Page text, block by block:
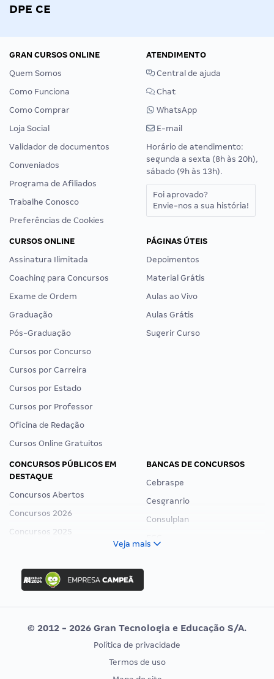
DPE CE
GRAN CURSOS ONLINE
Quem Somos
Como Funciona
Como Comprar
Loja Social
Validador de documentos
Conveniados
Programa de Afiliados
Trabalhe Conosco
Preferências de Cookies
ATENDIMENTO
Central de ajuda
Chat
WhatsApp
E-mail
Horário de atendimento:
segunda a sexta (8h às 20h),
sábado (9h às 13h).
Foi aprovado?
Envie-nos a sua história!
CURSOS ONLINE
Assinatura Ilimitada
Coaching para Concursos
Exame de Ordem
Graduação
Pós-Graduação
Cursos por Concurso
Cursos por Carreira
Cursos por Estado
Cursos por Professor
Oficina de Redação
Cursos Online Gratuitos
PÁGINAS ÚTEIS
Depoimentos
Material Grátis
Aulas ao Vivo
Aulas Grátis
Sugerir Curso
CONCURSOS PÚBLICOS EM
DESTAQUE
Concursos Abertos
Concursos 2026
Concursos 2025
Concurso Ibama
Concurso MPU
Editais publicados
BANCAS DE CONCURSOS
Cebraspe
Cesgranrio
Consulplan
Vunesp
CONCURSOS POR PROFISSÃO
EXAME DE ORDEM
Veja mais
© 2012 - 2026 Gran Tecnologia e Educação S/A.
Política de privacidade
Termos de uso